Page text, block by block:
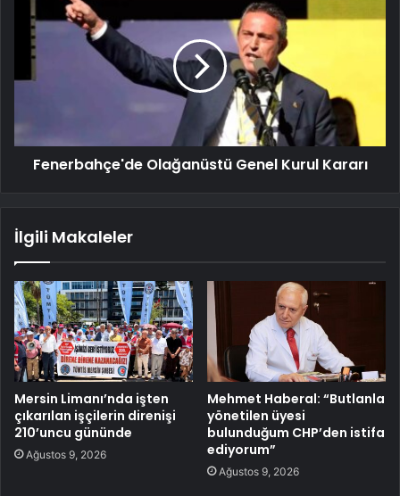
Fenerbahçe'de Olağanüstü Genel Kurul Kararı
İlgili Makaleler
Mersin Limanı’nda işten
çıkarılan işçilerin direnişi
210’uncu gününde
Ağustos 9, 2026
Mehmet Haberal: “Butlanla
yönetilen üyesi
bulunduğum CHP’den istifa
ediyorum”
Ağustos 9, 2026